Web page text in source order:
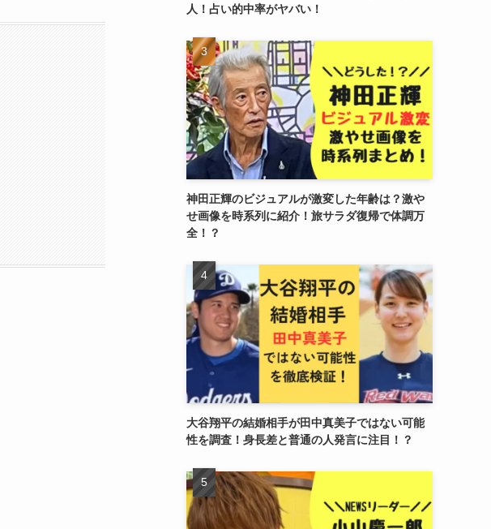
人！占い的中率がヤバい！
神田正輝のビジュアルが激変した年齢は？激や
せ画像を時系列に紹介！旅サラダ復帰で体調万
全！？
大谷翔平の結婚相手が田中真美子ではない可能
性を調査！身長差と普通の人発言に注目！？